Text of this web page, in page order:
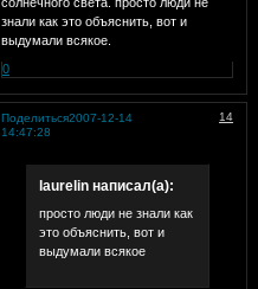
знали как это объяснить, вот и
выдумали всякое.
0
Поделиться 14
2007-12-14
14:47:28
laurelin написал(а):
просто люди не знали как
это объяснить, вот и
выдумали всякое